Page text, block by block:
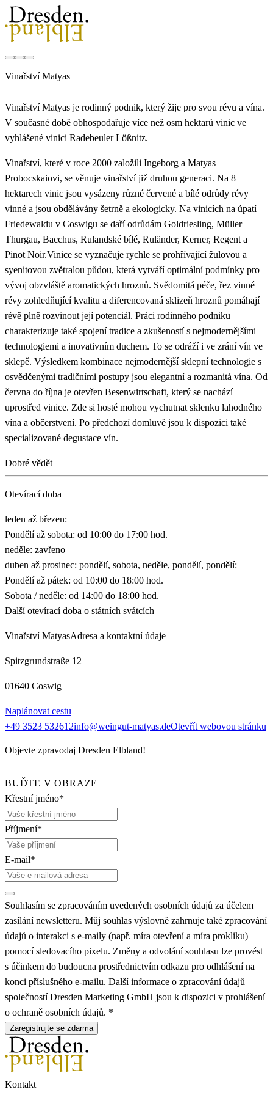
Vinařství Matyas
Vinařství Matyas je rodinný podnik, který žije pro svou révu a vína.
V současné době obhospodařuje více než osm hektarů vinic ve
vyhlášené vinici Radebeuler Lößnitz.
Vinařství, které v roce 2000 založili Ingeborg a Matyas
Probocskaiovi, se věnuje vinařství již druhou generaci. Na 8
hektarech vinic jsou vysázeny různé červené a bílé odrůdy révy
vinné a jsou obdělávány šetrně a ekologicky. Na vinicích na úpatí
Friedewaldu v Coswigu se daří odrůdám Goldriesling, Müller
Thurgau, Bacchus, Rulandské bílé, Ruländer, Kerner, Regent a
Pinot Noir.Vinice se vyznačuje rychle se prohřívající žulovou a
syenitovou zvětralou půdou, která vytváří optimální podmínky pro
vývoj obzvláště aromatických hroznů. Svědomitá péče, řez vinné
révy zohledňující kvalitu a diferencovaná sklizeň hroznů pomáhají
révě plně rozvinout její potenciál. Práci rodinného podniku
charakterizuje také spojení tradice a zkušeností s nejmodernějšími
technologiemi a inovativním duchem. To se odráží i ve zrání vín ve
sklepě. Výsledkem kombinace nejmodernější sklepní technologie s
osvědčenými tradičními postupy jsou elegantní a rozmanitá vína. Od
června do října je otevřen Besenwirtschaft, který se nachází
uprostřed vinice. Zde si hosté mohou vychutnat sklenku lahodného
vína a občerstvení. Po předchozí domluvě jsou k dispozici také
specializované degustace vín.
Dobré vědět
Otevírací doba
leden až březen:
Pondělí až sobota: od 10:00 do 17:00 hod.
neděle: zavřeno
duben až prosinec: pondělí, sobota, neděle, pondělí, pondělí:
Pondělí až pátek: od 10:00 do 18:00 hod.
Sobota / neděle: od 14:00 do 18:00 hod.
Další otevírací doba o státních svátcích
Vinařství MatyasAdresa a kontaktní údaje
Spitzgrundstraße 12
01640 Coswig
Naplánovat cestu
+49 3523 532612info@weingut-matyas.deOtevřít webovou stránku
Objevte zpravodaj Dresden Elbland!
BUĎTE V OBRAZE
Křestní jméno*
Příjmení*
E-mail*
Souhlasím se zpracováním uvedených osobních údajů za účelem
zasílání newsletteru. Můj souhlas výslovně zahrnuje také zpracování
údajů o interakci s e-maily (např. míra otevření a míra prokliku)
pomocí sledovacího pixelu. Změny a odvolání souhlasu lze provést
s účinkem do budoucna prostřednictvím odkazu pro odhlášení na
konci příslušného e-mailu. Další informace o zpracování údajů
společností Dresden Marketing GmbH jsou k dispozici v prohlášení
o ochraně osobních údajů. *
Zaregistrujte se zdarma
Kontakt